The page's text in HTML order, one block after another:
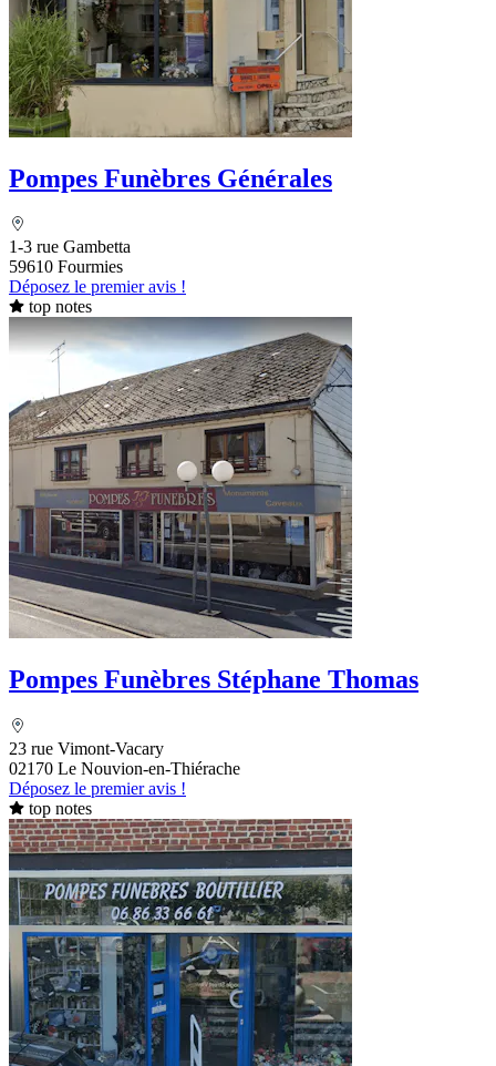
Pompes Funèbres Générales
1-3 rue Gambetta
59610 Fourmies
Déposez le premier avis !
top notes
Pompes Funèbres Stéphane Thomas
23 rue Vimont-Vacary
02170 Le Nouvion-en-Thiérache
Déposez le premier avis !
top notes